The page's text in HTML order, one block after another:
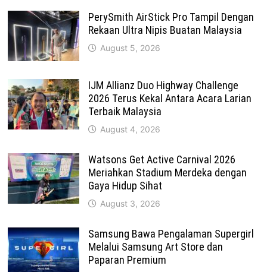
PerySmith AirStick Pro Tampil Dengan
Rekaan Ultra Nipis Buatan Malaysia
August 5, 2026
IJM Allianz Duo Highway Challenge
2026 Terus Kekal Antara Acara Larian
Terbaik Malaysia
August 4, 2026
Watsons Get Active Carnival 2026
Meriahkan Stadium Merdeka dengan
Gaya Hidup Sihat
August 3, 2026
Samsung Bawa Pengalaman Supergirl
Melalui Samsung Art Store dan
Paparan Premium